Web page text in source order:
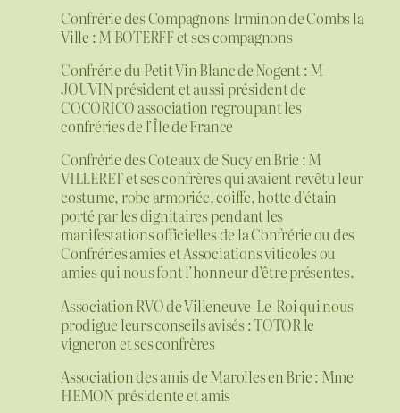
Confrérie des Compagnons Irminon de Combs la
Ville : M BOTERFF et ses compagnons
Confrérie du Petit Vin Blanc de Nogent : M
JOUVIN président et aussi présidentde
COCORICO association regroupant les
confréries de l’Île de France
Confrérie des Coteaux de Sucy en Brie : M
VILLERET et ses confrères qui avaient revêtu leur
costume, robe armoriée, coiffe, hotte d’étain
porté par les dignitaires pendant les
manifestations officielles de la Confrérie ou des
Confréries amies et Associations viticoles ou
amies qui nous font l’honneur d’être présentes.
Association RVO de Villeneuve-Le-Roi qui nous
prodigue leurs conseils avisés : TOTOR le
vigneron et ses confrères
Association des amis de Marolles en Brie : Mme
HEMON présidente et amis